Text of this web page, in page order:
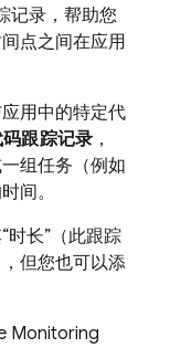
记录 ，帮助您
点之间在应用
用中的特定代
跟踪记录 ，
组任务（例如
间。
时长”（此跟踪
但您也可以添
Monitoring